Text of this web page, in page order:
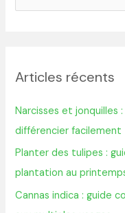
e
c
h
e
r
Articles récents
Narcisses et
différencier facilement
Planter des tulipes :
plantation au
Cannas indica : guide